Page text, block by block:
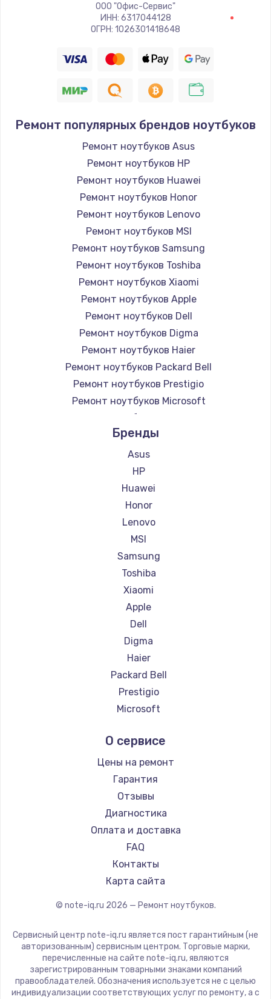
ООО "Офис-Сервис"
ИНН: 6317044128
ОГРН: 1026301418648
Ремонт популярных брендов ноутбуков
Ремонт ноутбуков Asus
Ремонт ноутбуков HP
Ремонт ноутбуков Huawei
Ремонт ноутбуков Honor
Ремонт ноутбуков Lenovo
Ремонт ноутбуков MSI
Ремонт ноутбуков Samsung
Ремонт ноутбуков Toshiba
Ремонт ноутбуков Xiaomi
Ремонт ноутбуков Apple
Ремонт ноутбуков Dell
Ремонт ноутбуков Digma
Ремонт ноутбуков Haier
Ремонт ноутбуков Packard Bell
Ремонт ноутбуков Prestigio
Ремонт ноутбуков Microsoft
Ремонт ноутбуков Alienware
Ремонт ноутбуков Aquarius
Ремонт ноутбуков Gigabyte
Ремонт ноутбуков Aorus
Ремонт ноутбуков Maibenben
Ремонт ноутбуков Getac
Ремонт ноутбуков Epson
Ремонт ноутбуков Philips
Ремонт ноутбуков LG
Ремонт ноутбуков Panasonic
Ремонт ноутбуков Irbis
Ремонт ноутбуков Thunderobot
Ремонт ноутбуков Hasee
Ремонт ноутбуков ZTE
Ремонт ноутбуков Hiper
Ремонт ноутбуков Evga
Ремонт ноутбуков Google
Ремонт ноутбуков Echips
Ремонт ноутбуков Predator
Ремонт ноутбуков iru
Ремонт ноутбуков Machenike
Ремонт ноутбуков DEXP
Ремонт ноутбуков Teclast
Ремонт ноутбуков CHUWI
Ремонт ноутбуков Colorful
Бренды
Asus
HP
Huawei
Honor
Lenovo
MSI
Samsung
Toshiba
Xiaomi
Apple
Dell
Digma
Haier
Packard Bell
Prestigio
Microsoft
Aquarius
Gigabyte
Aorus
Maibenben
Getac
Epson
Philips
LG
Panasonic
ZTE
Hiper
Evga
О сервисе
Цены на ремонт
Гарантия
Отзывы
Диагностика
Оплата и доставка
FAQ
Контакты
Карта сайта
© note-iq.ru 2026 — Ремонт ноутбуков.
Сервисный центр note-iq.ru является пост гарантийным (не
авторизованным) сервисным центром. Торговые марки,
перечисленные на сайте note-iq.ru, являются
зарегистрированным товарными знаками компаний
правообладателей. Обозначения используется не с целью
индивидуализации соответствующих услуг по ремонту, а с